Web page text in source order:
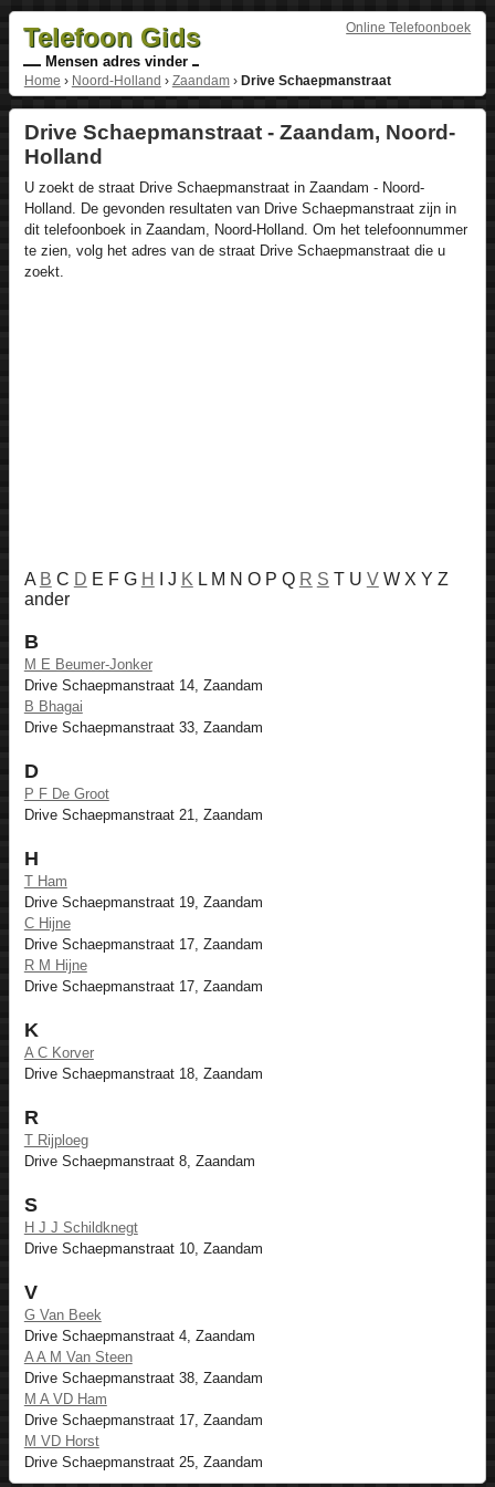
Online Telefoonboek
Telefoon Gids
Mensen adres vinder
Home › Noord-Holland › Zaandam› Drive Schaepmanstraat
Drive Schaepmanstraat - Zaandam, Noord-
Holland
U zoekt de straat Drive Schaepmanstraat in Zaandam - Noord-
Holland. De gevonden resultaten van Drive Schaepmanstraat zijn in
dit telefoonboek in Zaandam, Noord-Holland. Om het telefoonnummer
te zien, volg het adres van de straat Drive Schaepmanstraat die u
zoekt.
A B C D E F G H I J KL M N O P Q R S T U V W X Y Z
ander
B
M E Beumer-Jonker
Drive Schaepmanstraat 14, Zaandam
B Bhagai
Drive Schaepmanstraat 33, Zaandam
D
P F De Groot
Drive Schaepmanstraat 21, Zaandam
H
T Ham
Drive Schaepmanstraat 19, Zaandam
C Hijne
Drive Schaepmanstraat 17, Zaandam
R M Hijne
Drive Schaepmanstraat 17, Zaandam
K
A C Korver
Drive Schaepmanstraat 18, Zaandam
R
T Rijploeg
Drive Schaepmanstraat 8, Zaandam
S
H J J Schildknegt
Drive Schaepmanstraat 10, Zaandam
V
G Van Beek
Drive Schaepmanstraat 4, Zaandam
A A M Van Steen
Drive Schaepmanstraat 38, Zaandam
M A VD Ham
Drive Schaepmanstraat 17, Zaandam
M VD Horst
Drive Schaepmanstraat 25, Zaandam